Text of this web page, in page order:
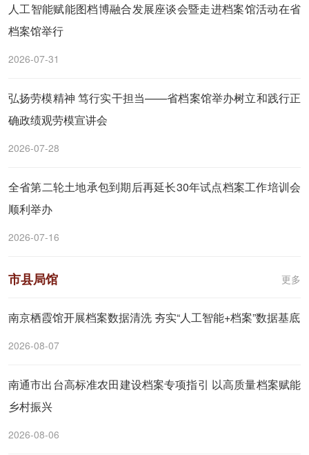
人工智能赋能图档博融合发展座谈会暨走进档案馆活动在省
档案馆举行
2026-07-31
弘扬劳模精神 笃行实干担当——省档案馆举办树立和践行正
确政绩观劳模宣讲会
2026-07-28
全省第二轮土地承包到期后再延长30年试点档案工作培训会
顺利举办
2026-07-16
市县局馆 更多
南京栖霞馆开展档案数据清洗 夯实“人工智能+档案”数据基底
2026-08-07
南通市出台高标准农田建设档案专项指引 以高质量档案赋能
乡村振兴
2026-08-06